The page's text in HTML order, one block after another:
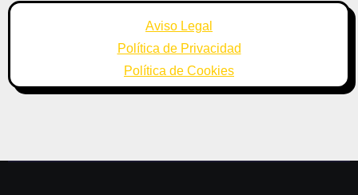
Aviso Legal
Política de Privacidad
Política de Cookies